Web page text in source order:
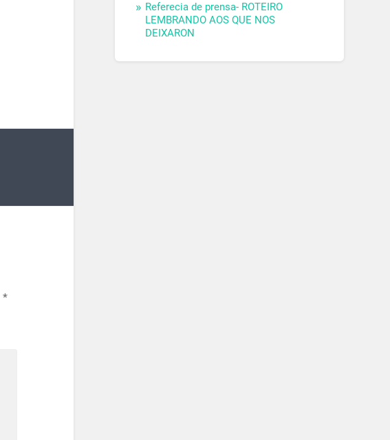
*
Referecia de prensa- ROTEIRO
LEMBRANDO AOS QUE NOS
DEIXARON